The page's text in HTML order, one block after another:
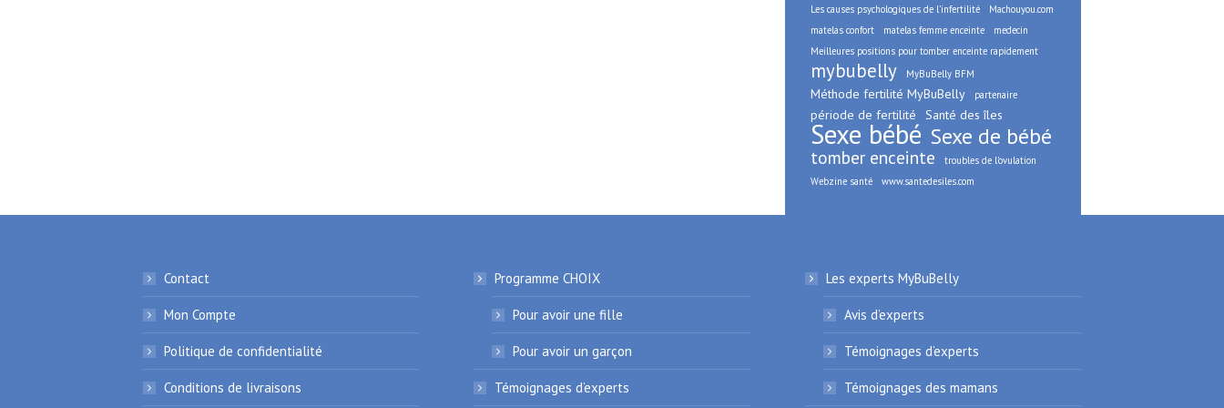
Les causes psychologiques de l’infertilité
Machouyou.com
matelas confort
matelas femme enceinte
medecin
Meilleures positions pour tomber enceinte rapidement
mybubelly MyBuBelly BFM
Méthode fertilité MyBuBelly partenaire
période de fertilité Santé des îles
Sexe bébé Sexe de bébé
tomber enceinte
troubles de l’ovulation
Webzine santé
www.santedesiles.com
Contact
Mon Compte
Politique de confidentialité
Conditions de livraisons
Programme CHOIX
Pour avoir une fille
Pour avoir un garçon
Témoignages d’experts
Les experts MyBuBelly
Avis d’experts
Témoignages d’experts
Témoignages des mamans